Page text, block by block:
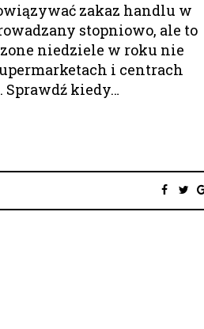
zakaz handlu w
stopniowo, ale to
niedziele w roku nie
i centrach
kiedy…